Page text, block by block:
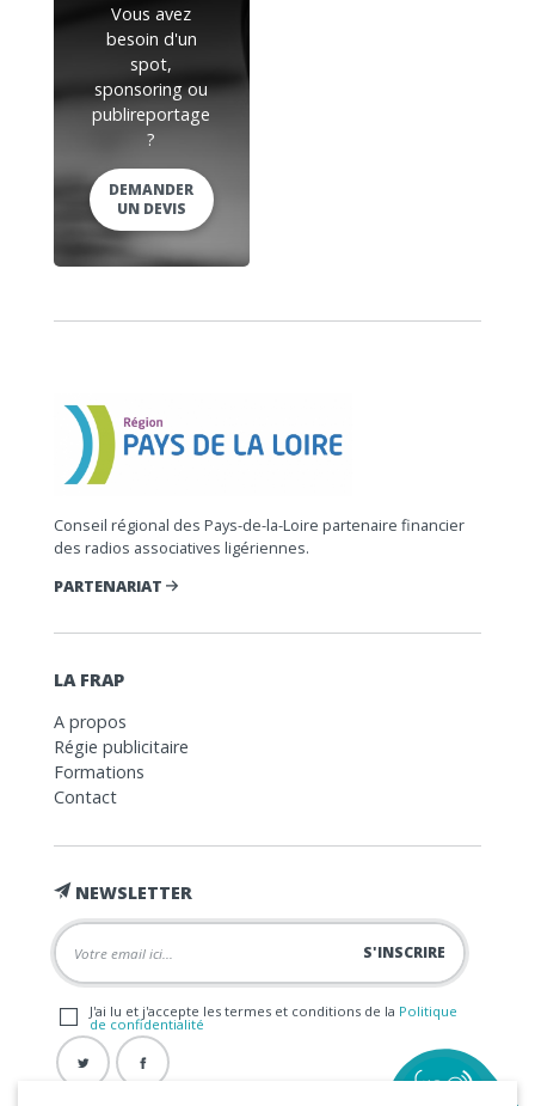
Vous avez
besoin d'un
spot,
sponsoring ou
publireportage
?
DEMANDER
UN DEVIS
Conseil régional des Pays-de-la-Loire partenaire financier
des radios associatives ligériennes.
PARTENARIAT
LA FRAP
A propos
Régie publicitaire
Formations
Contact
NEWSLETTER
J'ai lu et j'accepte les termes et conditions de la Politique
de confidentialité